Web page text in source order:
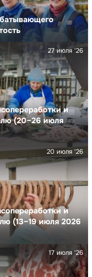
и
(20–26 июля
27 июля '26
и
(13–19 июля 2026
20 июля '26
17 июля '26